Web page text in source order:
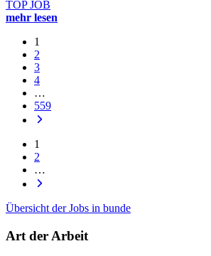
TOP JOB
mehr lesen
1
2
3
4
…
559
1
2
…
Übersicht der Jobs in bunde
Art der Arbeit